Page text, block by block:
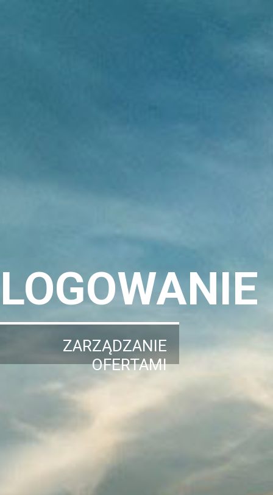
LOGOWANIE
ZARZĄDZANIE
OFERTAMI